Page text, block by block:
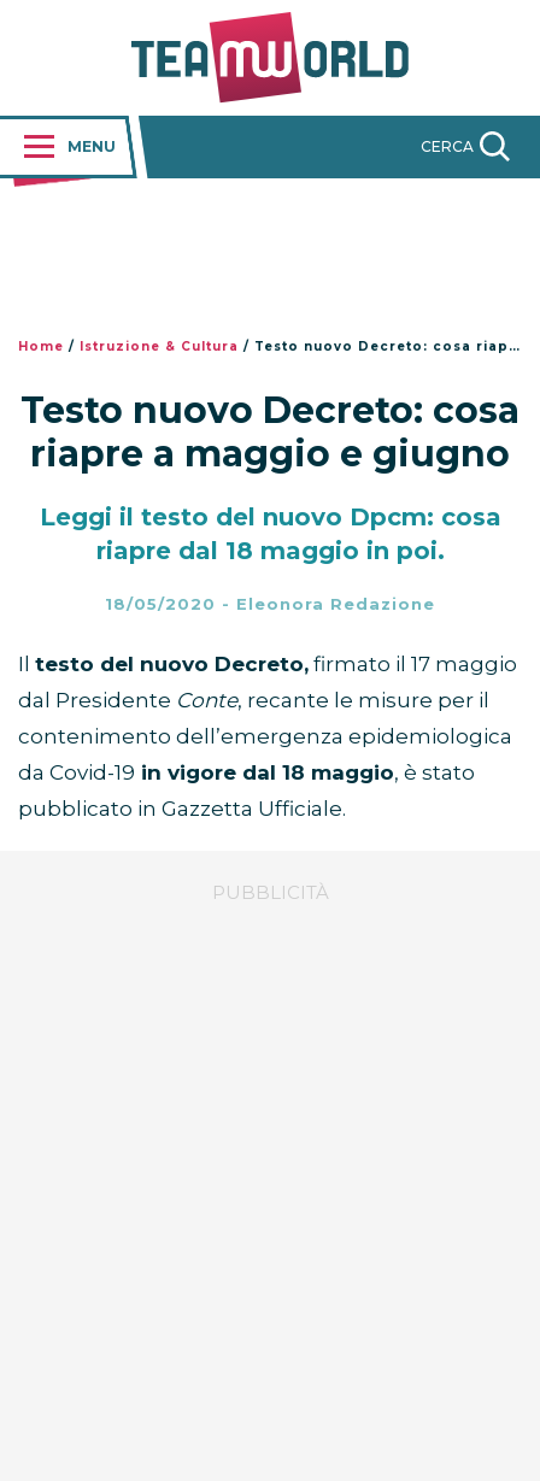
MENU CERCA
Home / Istruzione & Cultura / Testo nuovo Decreto: cosa riapre a maggio e giugno
Testo nuovo Decreto: cosa
riapre a maggio e giugno
Leggi il testo del nuovo Dpcm: cosa
riapre dal 18 maggio in poi.
18/05/2020 - Eleonora Redazione
Il testo del nuovo Decreto, firmato il 17 maggio
dal Presidente Conte, recante le misure per il
contenimento dell’emergenza epidemiologica
da Covid-19 in vigore dal 18 maggio, è stato
pubblicato in Gazzetta Ufficiale.